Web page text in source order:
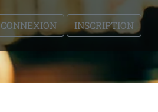
CONNEXION INSCRIPTION